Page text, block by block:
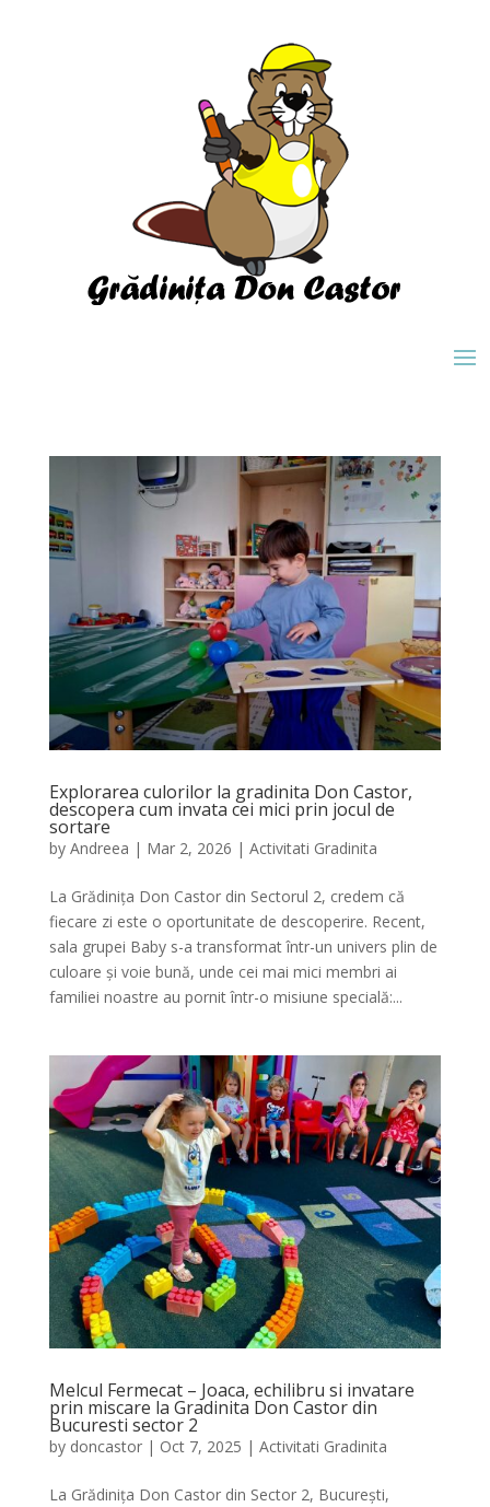
Explorarea culorilor la gradinita Don Castor,
descopera cum invata cei mici prin jocul de
sortare
by Andreea | Mar 2, 2026 | Activitati Gradinita
La Grădinița Don Castor din Sectorul 2, credem că
fiecare zi este o oportunitate de descoperire. Recent,
sala grupei Baby s-a transformat într-un univers plin de
culoare și voie bună, unde cei mai mici membri ai
familiei noastre au pornit într-o misiune specială:...
Melcul Fermecat – Joaca, echilibru si invatare
prin miscare la Gradinita Don Castor din
Bucuresti sector 2
by doncastor| Oct 7, 2025 | Activitati Gradinita
La Grădinița Don Castor din Sector 2, București,